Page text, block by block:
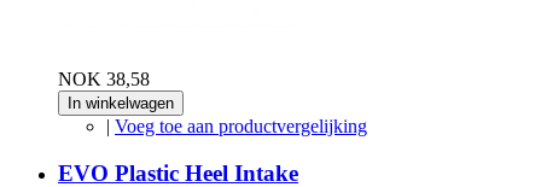
NOK 38,58
In winkelwagen
| Voeg toe aan productvergelijking
EVO Plastic Heel Intake